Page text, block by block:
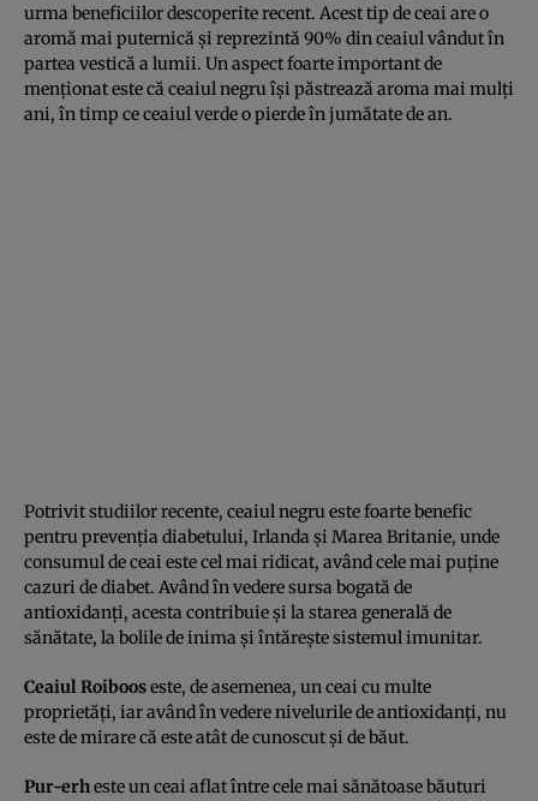
urma beneficiilor descoperite recent. Acest tip de ceai are o
aromă mai puternică şi reprezintă 90% din ceaiul vândut în
partea vestică a lumii. Un aspect foarte important de
menţionat este că ceaiul negru îşi păstrează aroma mai mulţi
ani, în timp ce ceaiul verde o pierde în jumătate de an.
Potrivit studiilor recente, ceaiul negru este foarte benefic
pentru prevenţia diabetului, Irlanda şi Marea Britanie, unde
consumul de ceai este cel mai ridicat, având cele mai puţine
cazuri de diabet. Având în vedere sursa bogată de
antioxidanţi, acesta contribuie şi la starea generală de
sănătate, la bolile de inima şi întăreşte sistemul imunitar.
Ceaiul Roibooseste, de asemenea, un ceai cu multe
proprietăţi, iar având în vedere nivelurile de antioxidanţi, nu
este de mirare că este atât de cunoscut şi de băut.
Pur-erheste un ceai aflat între cele mai sănătoase băuturi